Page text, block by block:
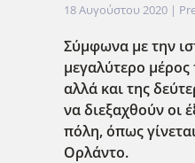
18 Αυγούστου 2020 |
Σύμφωνα με την
μεγαλύτερο
αλλά και της
να διεξαχθούν οι
πόλη, όπως
Ορλάντο.